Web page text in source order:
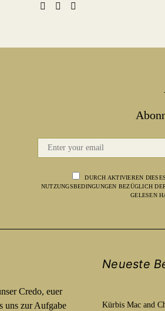
DURCH AKTIVIEREN
NUTZUNGSBEDINGUNGEN BEZÜGLICH
GELESEN
Credo, euer
uns zur Aufgabe
Neueste
Kürbis Mac and